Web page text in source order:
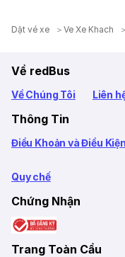
Dặt vé xe Ve Xe Khach
Về redBus
Về Chúng Tôi Liên
Thông Tin
Điều Khoản và Điều Kiện
Quy chế
Chứng Nhận
Trang Toàn Cầu